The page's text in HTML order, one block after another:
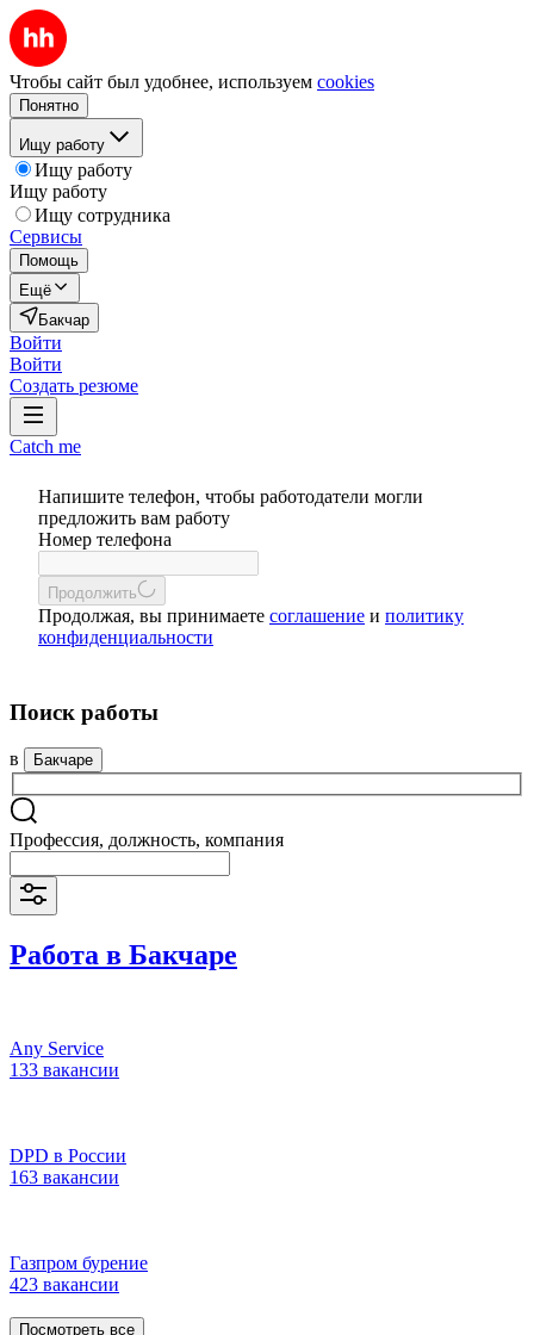
Чтобы сайт был удобнее, используем cookies
Понятно
Ищу работу
Ищу работу
Ищу работу
Ищу сотрудника
Сервисы
Помощь
Ещё
Бакчар
Войти
Войти
Создать резюме
Catch me
Напишите телефон, чтобы работодатели могли
предложить вам работу
Номер телефона
Продолжить
Продолжая, вы принимаете соглашение и политику
конфиденциальности
Поиск работы
в Бакчаре
Профессия, должность, компания
Работа в Бакчаре
Any Service
133 вакансии
DPD в России
163 вакансии
Газпром бурение
423 вакансии
Посмотреть все